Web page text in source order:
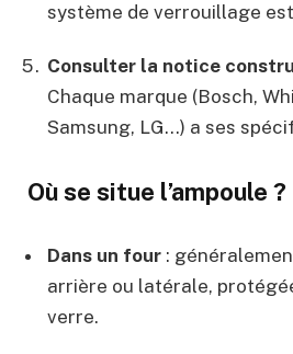
système de verrouillage
Consulter la notice
Chaque marque (Bosch,
Samsung, LG…) a ses
Où se situe l’ampoule ?
Dans un four :
arrière ou latérale,
verre.